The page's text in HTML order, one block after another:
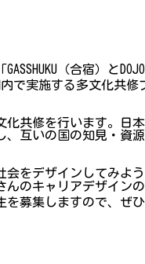
（合宿）と
で実施する多文化共
共修を行います。日
互いの国の知見・資
会をデザインしてみ
のキャリアデザイン
募集しますので、ぜひ